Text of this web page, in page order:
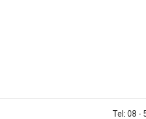
Tel: 08 -